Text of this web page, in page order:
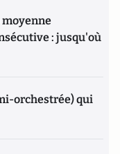
moyenne
: jusqu'où
orchestrée) qui